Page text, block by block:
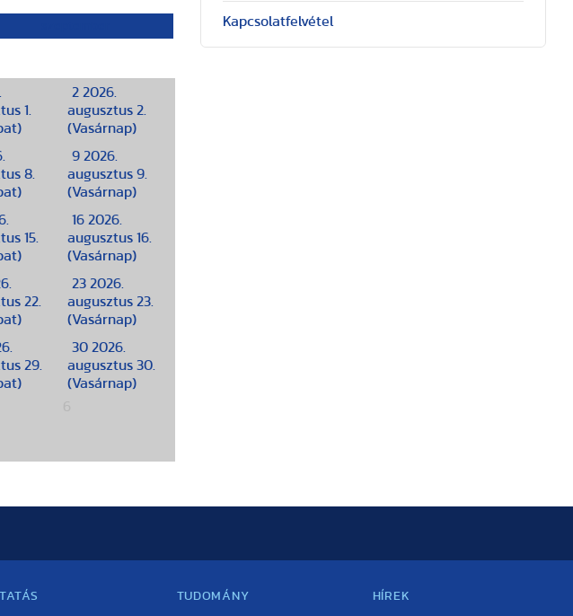
1.
2 2026.
augusztus 2.
(Vasárnap)
8.
9 2026.
augusztus 9.
(Vasárnap)
15.
16 2026.
augusztus 16.
(Vasárnap)
22.
23 2026.
augusztus 23.
(Vasárnap)
29.
30 2026.
augusztus 30.
(Vasárnap)
Kapcsolatfelvétel
TUDOMÁNY HÍREK